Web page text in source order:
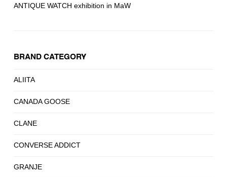
ANTIQUE WATCH exhibition in MaW
BRAND CATEGORY
ALIITA
CANADA GOOSE
CLANE
CONVERSE ADDICT
GRANJE